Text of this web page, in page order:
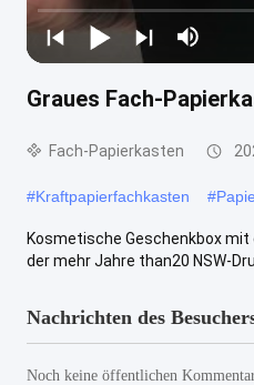
Graues Fach-
Fach-Papierkasten
#Kraftpapierfachkasten #
Kosmetische Geschenkbox
der mehr Jahre than20 NSW-
Nachrichten des
Noch keine öffentlichen